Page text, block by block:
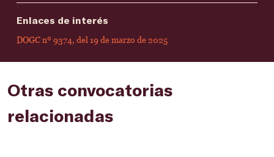
Enlaces de interés
DOGC nº 9374, del 19 de marzo de 2025
Otras convocatorias
relacionadas